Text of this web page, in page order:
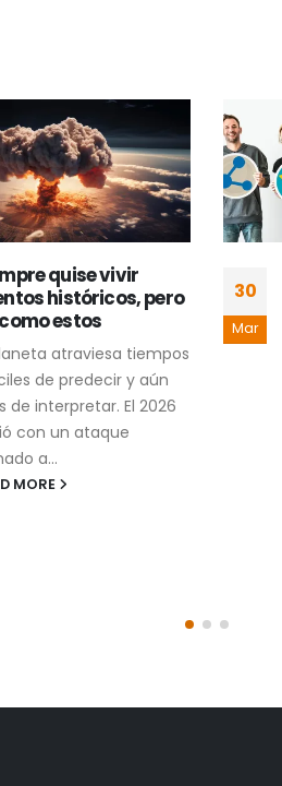
quise vivir
históricos, pero
estos
atraviesa tiempos
de predecir y aún
de interpretar. El 2026
con un ataque
a...
MORE
30
Mar